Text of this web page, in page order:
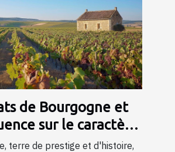
de Bourgogne et
sur le caractère
terre de prestige et d'histoire,